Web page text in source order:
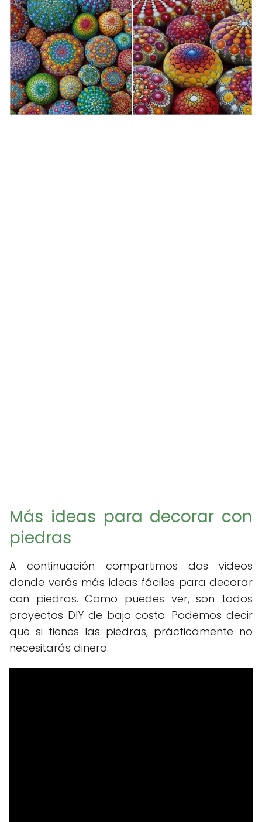
Más ideas para decorar con
piedras
A continuación compartimos dos videos
donde verás más ideas fáciles para decorar
con piedras. Como puedes ver, son todos
proyectos DIY de bajo costo. Podemos decir
que si tienes las piedras, prácticamente no
necesitarás dinero.